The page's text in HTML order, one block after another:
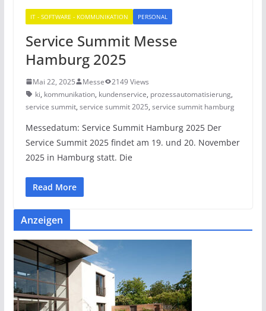
IT - SOFTWARE - KOMMUNIKATION PERSONAL
Service Summit Messe
Hamburg 2025
Mai 22, 2025 Messe
2149 Views
ki, kommunikation, kundenservice, prozessautomatisierung,
service summit, service summit 2025, service summit hamburg
Messedatum: Service Summit Hamburg 2025 Der
Service Summit 2025 findet am 19. und 20. November
2025 in Hamburg statt. Die
Read More
Anzeigen